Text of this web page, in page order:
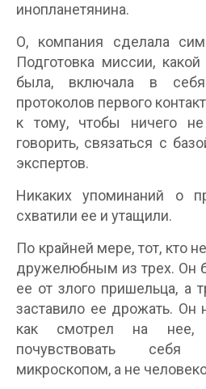
инопланетянина.
О, компания сделала
Подготовка миссии,
была, включала в
протоколов первого
к тому, чтобы ничего
говорить, связаться с
экспертов.
Никаких упоминаний о
схватили ее и утащили.
По крайней мере, тот, кто
дружелюбным из трех. Он
ее от злого пришельца, а
заставило ее дрожать. Он
как смотрел на нее,
почувствовать
микроскопом, а не